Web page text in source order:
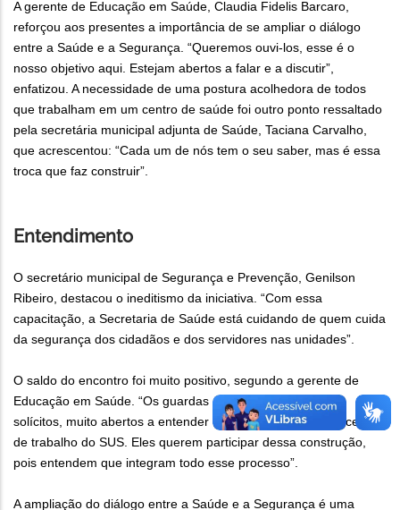
A gerente de Educação em Saúde, Claudia Fidelis Barcaro,
reforçou aos presentes a importância de se ampliar o diálogo
entre a Saúde e a Segurança. “Queremos ouvi-los, esse é o
nosso objetivo aqui. Estejam abertos a falar e a discutir”,
enfatizou. A necessidade de uma postura acolhedora de todos
que trabalham em um centro de saúde foi outro ponto ressaltado
pela secretária municipal adjunta de Saúde, Taciana Carvalho,
que acrescentou: “Cada um de nós tem o seu saber, mas é essa
troca que faz construir”.
Entendimento
O secretário municipal de Segurança e Prevenção, Genilson
Ribeiro, destacou o ineditismo da iniciativa. “Com essa
capacitação, a Secretaria de Saúde está cuidando de quem cuida
da segurança dos cidadãos e dos servidores nas unidades”.
O saldo do encontro foi muito positivo, segundo a gerente de
Educação em Saúde. “Os guardas municipais foram muito
solícitos, muito abertos a entender como funcionam os processos
de trabalho do SUS. Eles querem participar dessa construção,
pois entendem que integram todo esse processo”.
A ampliação do diálogo entre a Saúde e a Segurança é uma